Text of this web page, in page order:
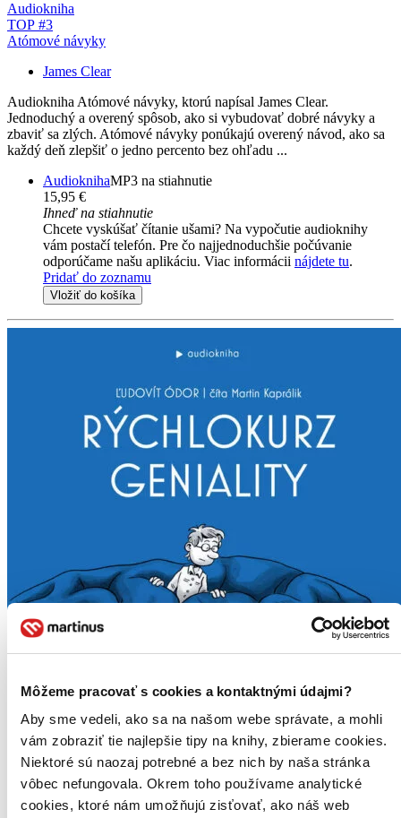
Môžeme pracovať s cookies a kontaktnými údajmi?
Aby sme vedeli, ako sa na našom webe správate, a mohli
vám zobraziť tie najlepšie tipy na knihy, zbierame cookies.
Niektoré sú naozaj potrebné a bez nich by naša stránka
vôbec nefungovala. Okrem toho používame analytické
cookies, ktoré nám umožňujú zisťovať, ako náš web
Audiokniha
TOP #3
Atómové návyky
James Clear
Audiokniha Atómové návyky, ktorú napísal James Clear.
Jednoduchý a overený spôsob, ako si vybudovať dobré návyky a
zbaviť sa zlých. Atómové návyky ponúkajú overený návod, ako sa
každý deň zlepšiť o jedno percento bez ohľadu ...
AudioknihaMP3 na stiahnutie
15,95 €
Ihneď na stiahnutie
Chcete vyskúšať čítanie ušami? Na vypočutie audioknihy
vám postačí telefón. Pre čo najjednoduchšie počúvanie
odporúčame našu aplikáciu. Viac informácii nájdete tu.
Pridať do zoznamu
Vložiť do košíka
Audiokniha
Rýchlokurz geniality
Ľudovít Ódor